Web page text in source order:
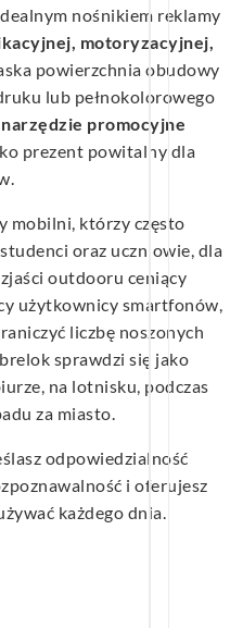
nośnikiem reklamy
motoryzacyjnej,
powierzchnia obudowy
lub pełnokolorowego
narzędzie promocyjne
prezent powitalny dla
mobilni, którzy często
oraz uczniowie, dla
outdooru ceniący
użytkownicy smartfonów,
liczbę noszonych
sprawdzi się jako
na lotnisku, podczas
za miasto.
odpowiedzialność
i oferujesz
każdego dnia.